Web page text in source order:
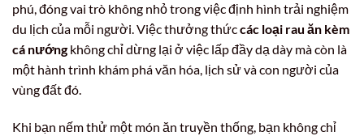
phú, đóng vai trò không nhỏ trong việc định hình trải nghiệm
du lịch của mỗi người. Việc thưởng thứccác loại rau ăn kèm
cá nướngkhông chỉ dừng lại ở việc lấp đầy dạ dày mà còn là
một hành trình khám phá văn hóa, lịch sử và con người của
vùng đất đó.
Khi bạn nếm thử một món ăn truyền thống, bạn không chỉ